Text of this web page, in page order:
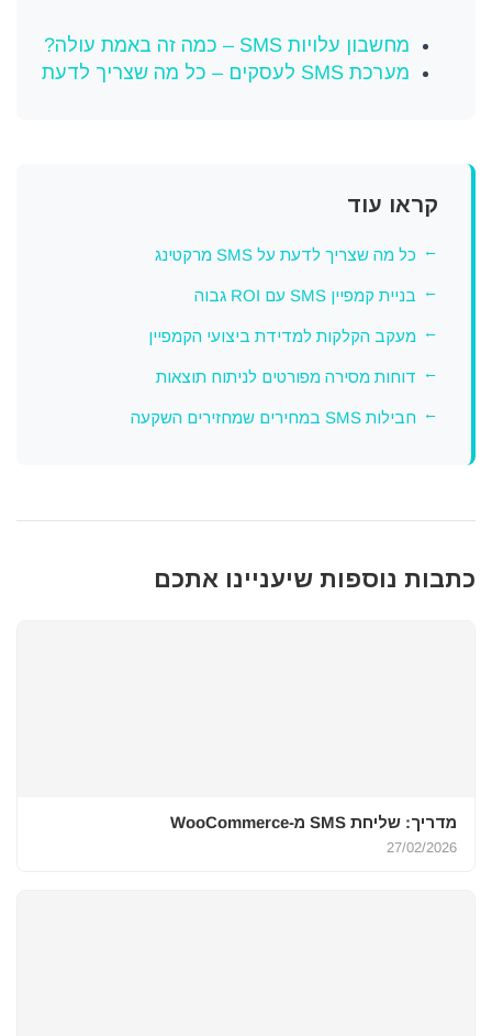
מחשבון עלויות SMS – כמה זה באמת עולה?
מערכת SMS לעסקים – כל מה שצריך לדעת
קראו עוד
כל מה שצריך לדעת על SMS מרקטינג
בניית קמפיין SMS עם ROI גבוה
מעקב הקלקות למדידת ביצועי הקמפיין
דוחות מסירה מפורטים לניתוח תוצאות
חבילות SMS במחירים שמחזירים השקעה
כתבות נוספות שיעניינו אתכם
מדריך: שליחת SMS מ-WooCommerce
27/02/2026